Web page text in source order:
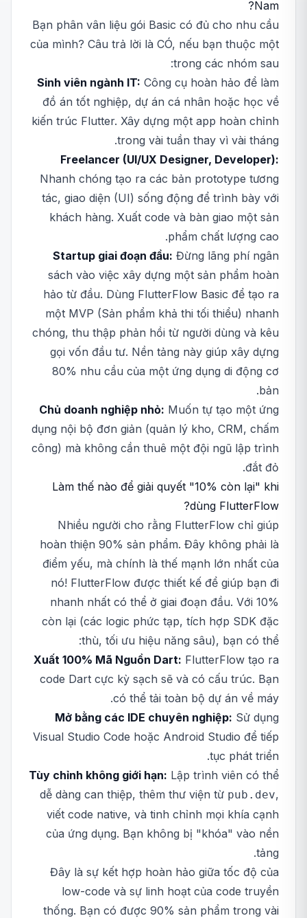
Nam?
Bạn phân vân liệu gói Basic có đủ cho nhu cầu
của mình? Câu trả lời là CÓ, nếu bạn thuộc một
trong các nhóm sau:
Sinh viên ngành IT: Công cụ hoàn hảo để làm
đồ án tốt nghiệp, dự án cá nhân hoặc học về
kiến trúc Flutter. Xây dựng một app hoàn chỉnh
trong vài tuần thay vì vài tháng.
Freelancer (UI/UX Designer, Developer):
Nhanh chóng tạo ra các bản prototype tương
tác, giao diện (UI) sống động để trình bày với
khách hàng. Xuất code và bàn giao một sản
phẩm chất lượng cao.
Startup giai đoạn đầu: Đừng lãng phí ngân
sách vào việc xây dựng một sản phẩm hoàn
hảo từ đầu. Dùng FlutterFlow Basic để tạo ra
một MVP (Sản phẩm khả thi tối thiểu) nhanh
chóng, thu thập phản hồi từ người dùng và kêu
gọi vốn đầu tư. Nền tảng này giúp xây dựng
80% nhu cầu của một ứng dụng di động cơ
bản.
Chủ doanh nghiệp nhỏ: Muốn tự tạo một ứng
dụng nội bộ đơn giản (quản lý kho, CRM, chấm
công) mà không cần thuê một đội ngũ lập trình
đắt đỏ.
Làm thế nào để giải quyết "10% còn lại" khi
dùng FlutterFlow?
Nhiều người cho rằng FlutterFlow chỉ giúp
hoàn thiện 90% sản phẩm. Đây không phải là
điểm yếu, mà chính là thế mạnh lớn nhất của
nó! FlutterFlow được thiết kế để giúp bạn đi
nhanh nhất có thể ở giai đoạn đầu. Với 10%
còn lại (các logic phức tạp, tích hợp SDK đặc
thù, tối ưu hiệu năng sâu), bạn có thể:
Xuất 100% Mã Nguồn Dart: FlutterFlow tạo ra
code Dart cực kỳ sạch sẽ và có cấu trúc. Bạn
có thể tải toàn bộ dự án về máy.
Mở bằng các IDE chuyên nghiệp: Sử dụng
Visual Studio Code hoặc Android Studio để tiếp
tục phát triển.
Tùy chỉnh không giới hạn: Lập trình viên có thể
dễ dàng can thiệp, thêm thư viện từ pub.dev,
viết code native, và tinh chỉnh mọi khía cạnh
của ứng dụng. Bạn không bị "khóa" vào nền
tảng.
Đây là sự kết hợp hoàn hảo giữa tốc độ của
low-code và sự linh hoạt của code truyền
thống. Bạn có được 90% sản phẩm trong vài